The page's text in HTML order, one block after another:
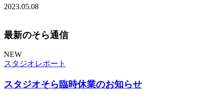
2023.05.08
最新のそら通信
NEW
スタジオレポート
スタジオそら臨時休業のお知らせ